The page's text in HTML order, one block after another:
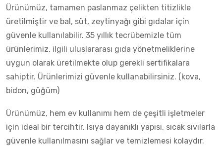
Ürünümüz, tamamen paslanmaz çelikten titizlikle
üretilmiştir ve bal, süt, zeytinyağı gibi gıdalar için
güvenle kullanılabilir. 35 yıllık tecrübemizle tüm
ürünlerimiz, ilgili uluslararası gıda yönetmeliklerine
uygun olarak üretilmekte olup gerekli sertifikalara
sahiptir. Ürünlerimizi güvenle kullanabilirsiniz. (kova,
bidon, güğüm)
Ürünümüz, hem ev kullanımı hem de çeşitli işletmeler
için ideal bir tercihtir. Isıya dayanıklı yapısı, sıcak sıvılarla
güvenle kullanılmasını sağlar ve temizlemesi kolaydır.